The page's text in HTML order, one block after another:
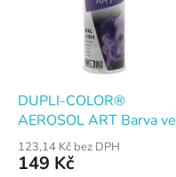
DUPLI-COLOR®
AEROSOL ART Barva ve
spreji laková nitro-kombi
123,14 Kč bez DPH
149 Kč